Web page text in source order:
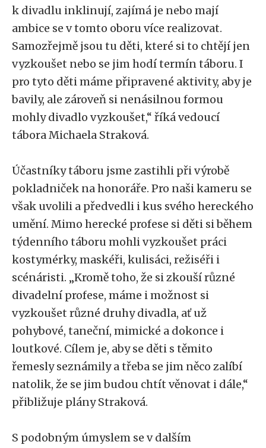
k divadlu inklinují, zajímá je nebo mají
ambice se v tomto oboru více realizovat.
Samozřejmě jsou tu děti, které si to chtějí jen
vyzkoušet nebo se jim hodí termín táboru. I
pro tyto děti máme připravené aktivity, aby je
bavily, ale zároveň si nenásilnou formou
mohly divadlo vyzkoušet,“ říká vedoucí
tábora Michaela Straková.
Účastníky táboru jsme zastihli při výrobě
pokladniček na honoráře. Pro naši kameru se
však uvolili a předvedli i kus svého hereckého
umění. Mimo herecké profese si děti si během
týdenního táboru mohli vyzkoušet práci
kostymérky, maskéři, kulisáci, režiséři i
scénáristi. „Kromě toho, že si zkouší různé
divadelní profese, máme i možnost si
vyzkoušet různé druhy divadla, ať už
pohybové, taneční, mimické a dokonce i
loutkové. Cílem je, aby se děti s těmito
řemesly seznámily a třeba se jim něco zalíbí
natolik, že se jim budou chtít věnovat i dále,“
přibližuje plány Straková.
S podobným úmyslem se v dalším